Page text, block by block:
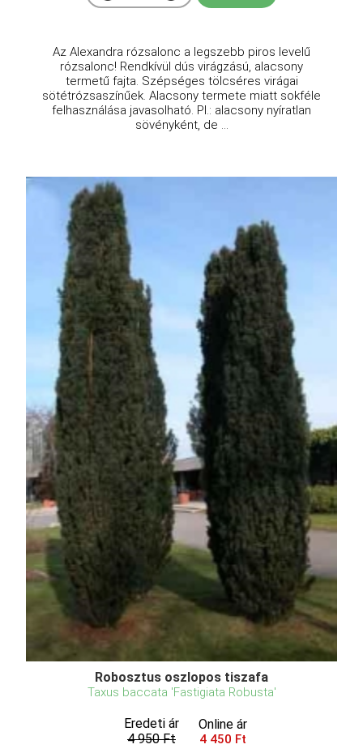
Az Alexandra rózsalonc a legszebb piros levelű
rózsalonc! Rendkívül dús virágzású, alacsony
termetű fajta. Szépséges tölcséres virágai
sötétrózsaszínűek. Alacsony termete miatt sokféle
felhasználása javasolható. Pl.: alacsony nyíratlan
sövényként, de ...
Robosztus oszlopos tiszafa
Taxus baccata 'Fastigiata Robusta'
Eredeti ár
4 950 Ft
Online ár
4 450 Ft